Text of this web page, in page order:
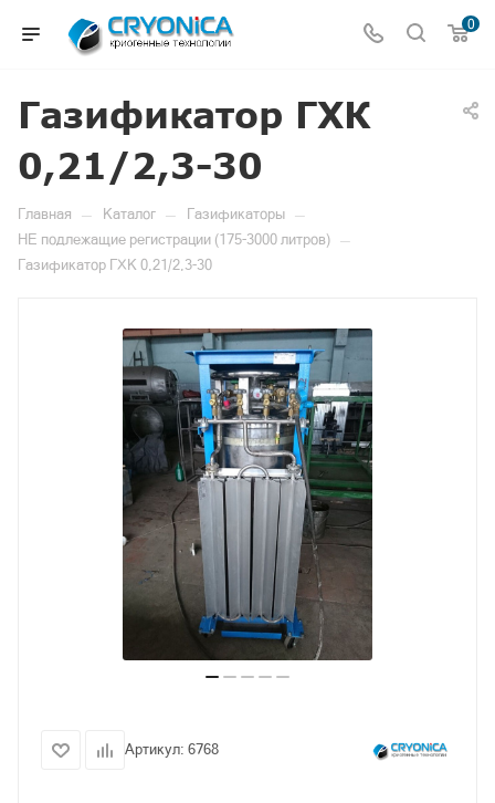
0
Газификатор ГХК
0,21/2,3-30
Главная — Каталог — Газификаторы —
НЕ подлежащие регистрации (175-3000 литров) —
Газификатор ГХК 0,21/2,3-30
Артикул: 6768